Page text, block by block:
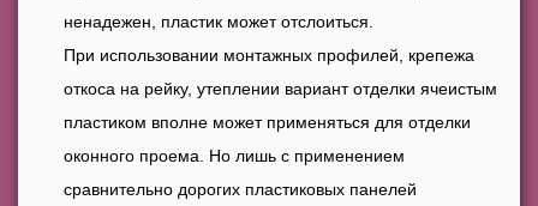
ненадежен, пластик может отслоиться.
При использовании монтажных профилей, крепежа
откоса на рейку, утеплении вариант отделки ячеистым
пластиком вполне может применяться для отделки
оконного проема. Но лишь с применением
сравнительно дорогих пластиковых панелей